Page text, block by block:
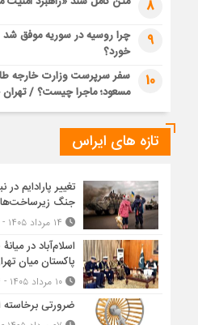
8
9
چرا روسیه در سوریه موفق
خورد؟
10
سفر سرپرست وزارت خارجه
مسعود؛ ماجرا چیست؟ /
تازه های ایراس
تغییر پارادایم در
جنگ
اسلام‌آباد در
پاکستان میان
۱۰ مرداد ۱۴۰۵ - ۱۱:۵۴
ضرورتی برخاسته